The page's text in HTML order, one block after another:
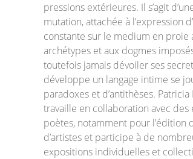
pressions extérieures. Il s’agit
mutation, attachée à l’expression
constante sur le medium en proie
archétypes et aux dogmes
toutefois jamais dévoiler ses
développe un langage intime se
paradoxes et d’antithèses.
travaille en collaboration avec des
poètes, notamment pour l’édition
d’artistes et participe à de
expositions individuelles et